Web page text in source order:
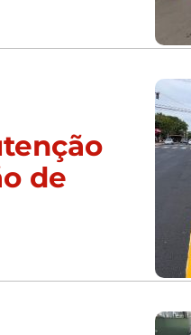
de